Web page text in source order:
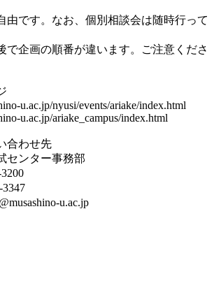
由です。なお、個別相談会は随時行って
企画の順番が違います。ご注意くださ
u.ac.jp/nyusi/events/ariake/index.html
u.ac.jp/ariake_campus/index.html
合わせ先
ンター事務部
u.ac.jp